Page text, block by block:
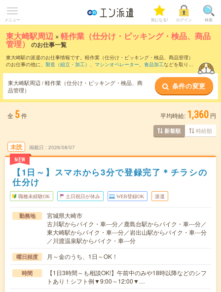
メニュー 気になる! ログイン 検索
東大崎駅周辺 ×軽作業（仕分け・ピッキング・検品、商品
管理） のお仕事一覧
東大崎駅の派遣のお仕事情報です。軽作業（仕分け・ピッキング・検品、商品管理）
のお仕事の他に、 製造（組立・加工） 、 マシンオペレーター、 食品加工などを取り揃
軽作業（仕分け・ピッキング・検品、商品管
理）のお仕事とは？とは？
東大崎駅周辺 / 軽作業（仕分け・ピッキング・検品、商
品管理）
条件の変更
全 5件 平均時給: 1,360 円
新着順 時給順
未読
NEW
掲載日 2026/08/07
【1日～】スマホから3分で登録完了＊チラシの
仕分け
職種未経験OK 土日祝日が休み WEB登録OK 派遣
勤務地
宮城県大崎市
古川駅からバイク・車---分／鹿島台駅からバイク・車---分／
東大崎駅からバイク・車---分／岩出山駅からバイク・車---分
／川渡温泉駅からバイク・車---分
曜日頻度 月～金のうち、1日～OK！
時間
【1日3時間～も相談OK!】午前中のみや18時以降などのシフ
トあり！シフト例▼9:00～12:00▼…